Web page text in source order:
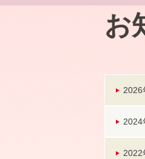
お
2026
2024
2022